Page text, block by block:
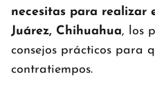
necesitas para realizar
Juárez, Chihuahua, los
consejos prácticos para
contratiempos.